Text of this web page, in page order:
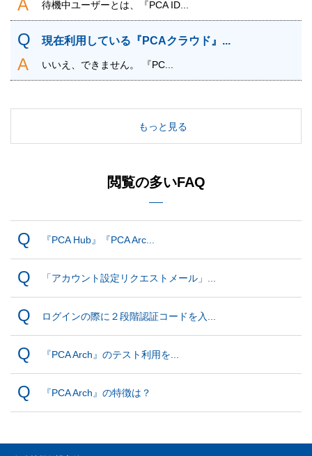
待機中ユーザーとは、『PCA ID...
現在利用している『PCAクラウド』...
いいえ、できません。 『PC...
もっと見る
閲覧の多いFAQ
『PCA Hub』『PCA Arc...
「アカウント設定リクエストメール」...
ログインの際に２段階認証コードを入...
『PCA Arch』のテスト利用を...
『PCA Arch』の特徴は？